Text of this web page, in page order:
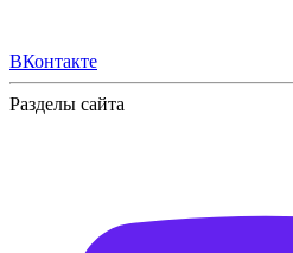
ВКонтакте
Разделы сайта